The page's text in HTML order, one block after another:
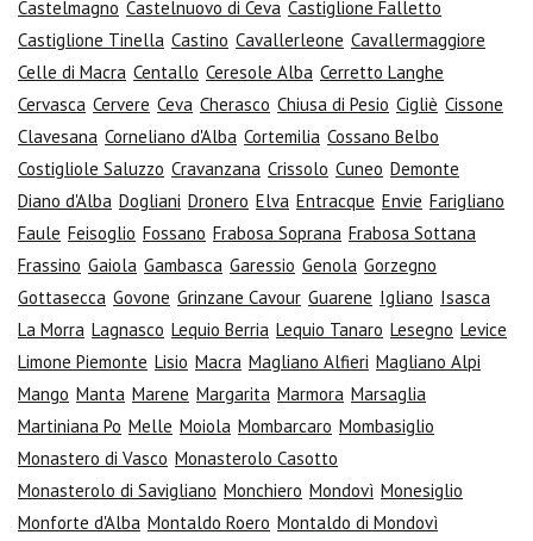
Castelmagno Castelnuovo di Ceva Castiglione Falletto
Castiglione Tinella Castino Cavallerleone Cavallermaggiore
Celle di Macra Centallo Ceresole Alba Cerretto Langhe
Cervasca Cervere Ceva Cherasco Chiusa di Pesio Cigliè Cissone
Clavesana Corneliano d'Alba Cortemilia Cossano Belbo
Costigliole Saluzzo Cravanzana Crissolo Cuneo Demonte
Diano d'Alba Dogliani Dronero Elva Entracque Envie Farigliano
Faule Feisoglio Fossano Frabosa Soprana Frabosa Sottana
Frassino Gaiola Gambasca Garessio Genola Gorzegno
Gottasecca Govone Grinzane Cavour Guarene Igliano Isasca
La Morra Lagnasco Lequio Berria Lequio Tanaro Lesegno Levice
Limone Piemonte Lisio Macra Magliano Alfieri Magliano Alpi
Mango Manta Marene Margarita Marmora Marsaglia
Martiniana Po Melle Moiola Mombarcaro Mombasiglio
Monastero di Vasco Monasterolo Casotto
Monasterolo di Savigliano Monchiero Mondovì Monesiglio
Monforte d'Alba Montaldo Roero Montaldo di Mondovì